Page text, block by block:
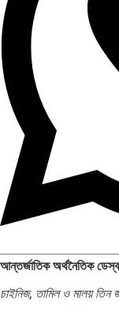
আন্তর্জাতিক অর্থনৈতিক
চাইনিজ, তামিল ও মালয় তিন